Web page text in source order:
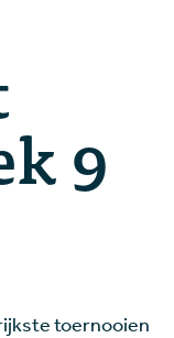
9
toernooien